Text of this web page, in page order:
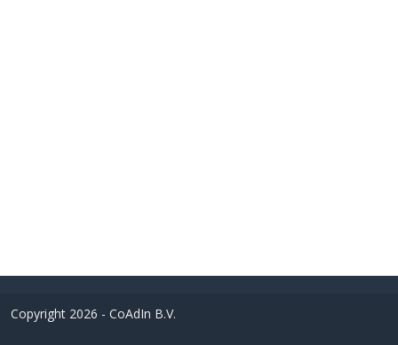
Copyright 2026 - CoAdIn B.V.